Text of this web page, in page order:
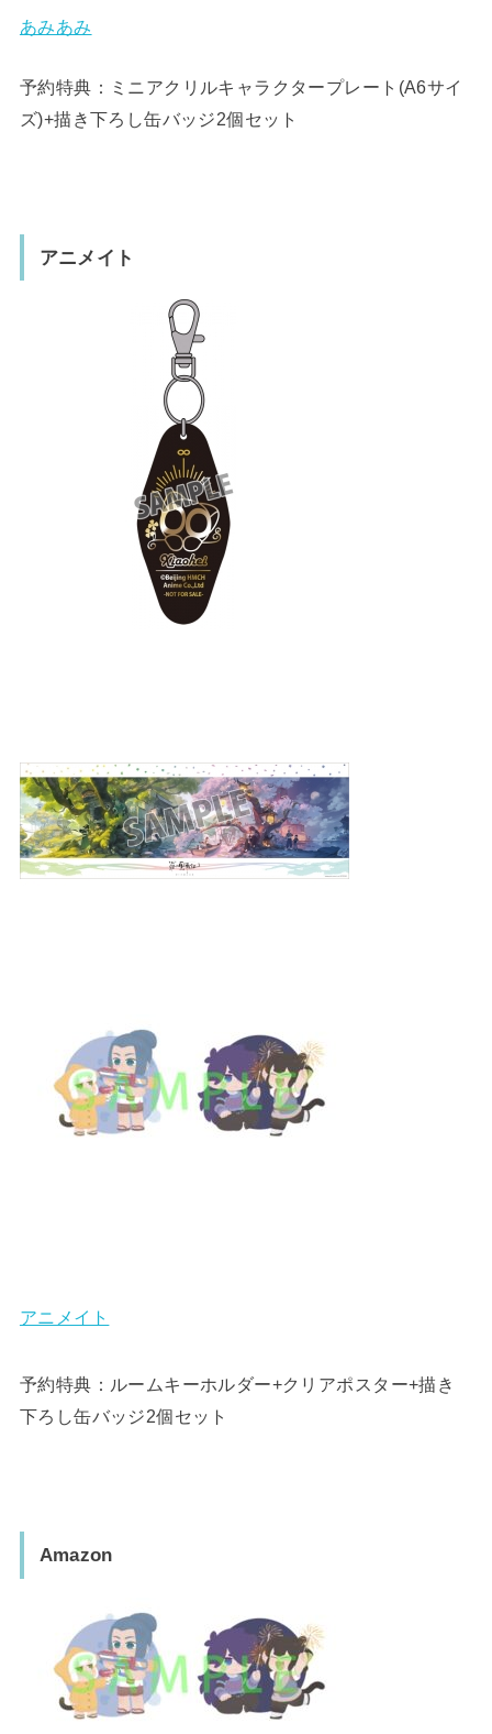
あみあみ
予約特典：ミニアクリルキャラクタープレート(A6サイ
ズ)+描き下ろし缶バッジ2個セット
アニメイト
アニメイト
予約特典：ルームキーホルダー+クリアポスター+描き
下ろし缶バッジ2個セット
Amazon